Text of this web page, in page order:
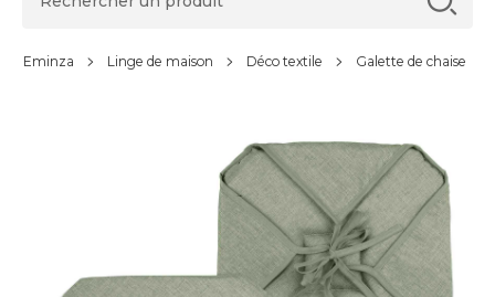
Eminza Linge de maison Déco textile Galette de chaise